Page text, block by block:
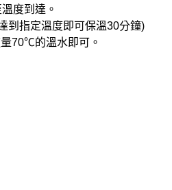
度到達。
到指定溫度即可保溫30分鐘)
70℃的溫水即可。